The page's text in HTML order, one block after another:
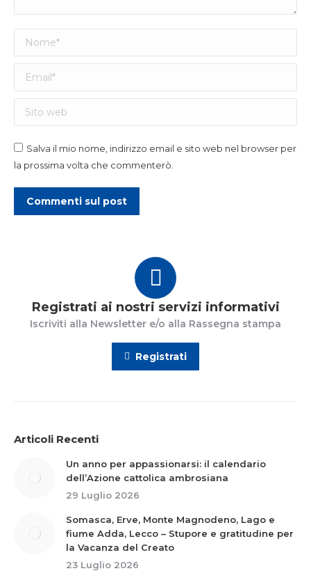
Nome *
Email *
Sito web
Salva il mio nome, indirizzo email e sito web nel browser per
la prossima volta che commenterò.
Commenti sul post
Registrati ai nostri servizi informativi
Iscriviti alla Newsletter e/o alla Rassegna stampa
Registrati
Articoli Recenti
Un anno per appassionarsi: il calendario
dell’Azione cattolica ambrosiana
29 Luglio 2026
Somasca, Erve, Monte Magnodeno, Lago e
fiume Adda, Lecco – Stupore e gratitudine per
la Vacanza del Creato
23 Luglio 2026